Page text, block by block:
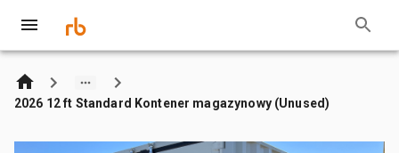
2026 12 ft Standard Kontener magazynowy (Unused)